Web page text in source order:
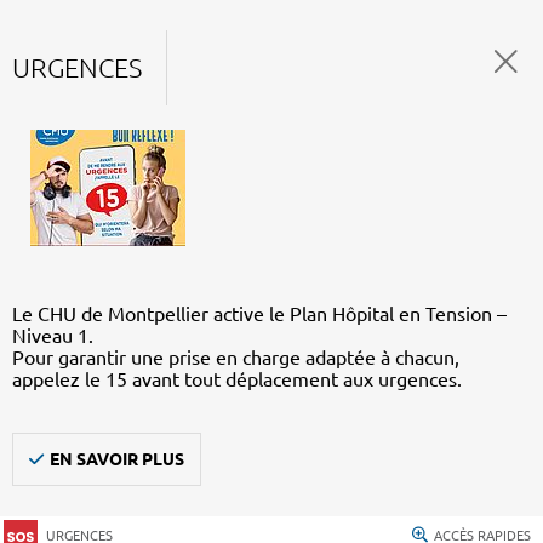
URGENCES
Le CHU de Montpellier active le Plan Hôpital en Tension –
Niveau 1.
Pour garantir une prise en charge adaptée à chacun,
appelez le 15 avant tout déplacement aux urgences.
EN SAVOIR PLUS
URGENCES ACCÈS RAPIDES